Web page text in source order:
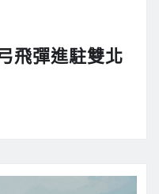
飛彈進駐雙北